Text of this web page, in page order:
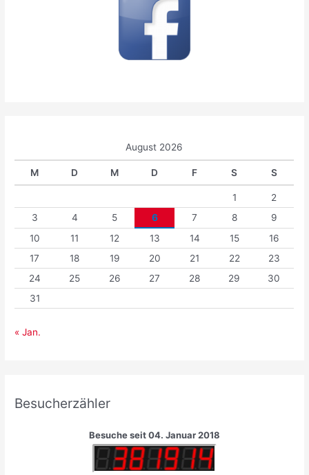
August 2026
M D M D F S S
1
2
3
4 5 6 7 8
9
10
11 12 13 14 15
16
17
18 19 20 21 22
23
24
25 26 27 28 29
30
31
« Jan.
Besucherzähler
Besuche seit 04. Januar 2018